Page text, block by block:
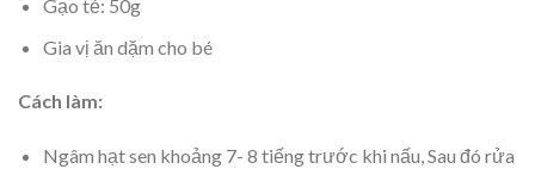
Gạo tẻ: 50g
Gia vị ăn dặm cho bé
Cách làm:
Ngâm hạt sen khoảng 7- 8 tiếng trước khi nấu, Sau đó rửa